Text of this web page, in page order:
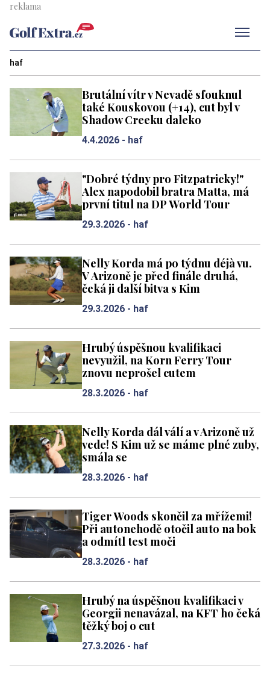
haf
Brutální vítr v Nevadě sfouknul
také Kouskovou (+14), cut byl v
Shadow Creeku daleko
4.4.2026 - haf
"Dobré týdny pro Fitzpatricky!"
Alex napodobil bratra Matta, má
první titul na DP World Tour
29.3.2026 - haf
Nelly Korda má po týdnu déjà vu.
V Arizoně je před finále druhá,
čeká ji další bitva s Kim
29.3.2026 - haf
Hrubý úspěšnou kvalifikaci
nevyužil, na Korn Ferry Tour
znovu neprošel cutem
28.3.2026 - haf
Nelly Korda dál válí a v Arizoně už
vede! S Kim už se máme plné zuby,
smála se
28.3.2026 - haf
Tiger Woods skončil za mřížemi!
Při autonehodě otočil auto na bok
a odmítl test moči
28.3.2026 - haf
Hrubý na úspěšnou kvalifikaci v
Georgii nenavázal, na KFT ho čeká
těžký boj o cut
27.3.2026 - haf